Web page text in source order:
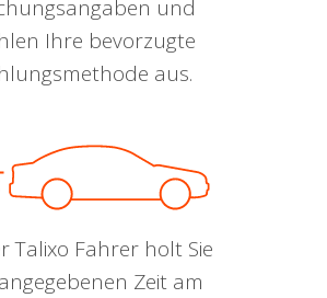
und
Ihre bevorzugte
aus.
Talixo Fahrer holt Sie
Zeit am